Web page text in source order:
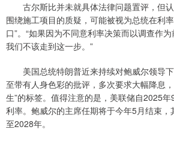
古尔斯比并未就具体法律问题置评，但认
围绕施工项目的质疑，可能被视为总统在利
口”。“如果因为不同意利率决策而以调查作
我们不该走到这一步。”
美国总统特朗普近来持续对鲍威尔领导
至带有人身色彩的批评，多次要求大幅降息
生”的标签。值得注意的是，美联储自2025
利率。鲍威尔的主席任期将于今年5月结束
至2028年。